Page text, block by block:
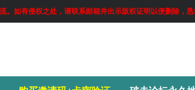
。如有侵权之处，请联系邮箱并出示版权证明以便删除，